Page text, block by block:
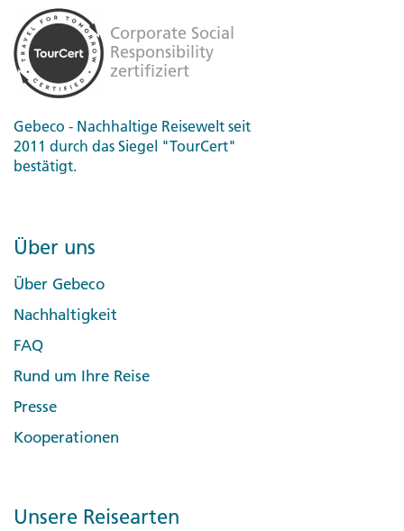
Gebeco - Nachhaltige Reisewelt seit
2011 durch das Siegel "TourCert"
bestätigt.
Über uns
Über Gebeco
Nachhaltigkeit
FAQ
Rund um Ihre Reise
Presse
Kooperationen
Unsere Reisearten